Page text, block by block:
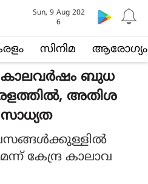
സിനിമ ആരോഗ്യം
Sun, 9 Aug 202
6
: കാലവർഷം ബുധ
അതിശ
കേന്ദ്ര കാലാവ